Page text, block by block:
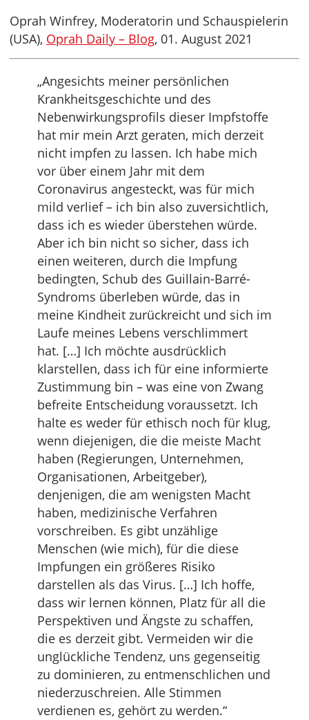
Oprah Winfrey, Moderatorin und Schauspielerin
(USA), Oprah Daily – Blog, 01. August 2021
„Angesichts meiner persönlichen
Krankheitsgeschichte und des
Nebenwirkungsprofils dieser Impfstoffe
hat mir mein Arzt geraten, mich derzeit
nicht impfen zu lassen. Ich habe mich
vor über einem Jahr mit dem
Coronavirus angesteckt, was für mich
mild verlief – ich bin also zuversichtlich,
dass ich es wieder überstehen würde.
Aber ich bin nicht so sicher, dass ich
einen weiteren, durch die Impfung
bedingten, Schub des Guillain-Barré-
Syndroms überleben würde, das in
meine Kindheit zurückreicht und sich im
Laufe meines Lebens verschlimmert
hat. […] Ich möchte ausdrücklich
klarstellen, dass ich für eine informierte
Zustimmung bin – was eine von Zwang
befreite Entscheidung voraussetzt. Ich
halte es weder für ethisch noch für klug,
wenn diejenigen, die die meiste Macht
haben (Regierungen, Unternehmen,
Organisationen, Arbeitgeber),
denjenigen, die am wenigsten Macht
haben, medizinische Verfahren
vorschreiben. Es gibt unzählige
Menschen (wie mich), für die diese
Impfungen ein größeres Risiko
darstellen als das Virus. […] Ich hoffe,
dass wir lernen können, Platz für all die
Perspektiven und Ängste zu schaffen,
die es derzeit gibt. Vermeiden wir die
unglückliche Tendenz, uns gegenseitig
zu dominieren, zu entmenschlichen und
niederzuschreien. Alle Stimmen
verdienen es, gehört zu werden.“